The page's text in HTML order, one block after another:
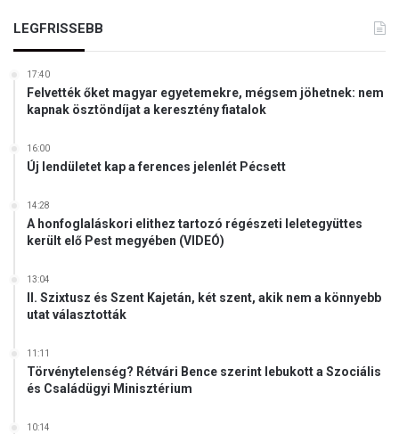
LEGFRISSEBB
17:40
Felvették őket magyar egyetemekre, mégsem jöhetnek: nem
kapnak ösztöndíjat a keresztény fiatalok
16:00
Új lendületet kap a ferences jelenlét Pécsett
14:28
A honfoglaláskori elithez tartozó régészeti leletegyüttes
került elő Pest megyében (VIDEÓ)
13:04
II. Szixtusz és Szent Kajetán, két szent, akik nem a könnyebb
utat választották
11:11
Törvénytelenség? Rétvári Bence szerint lebukott a Szociális
és Családügyi Minisztérium
10:14